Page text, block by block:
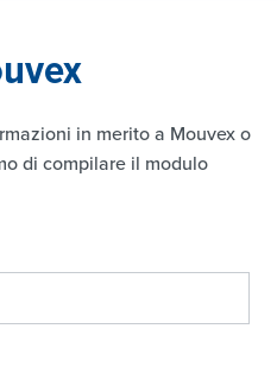
in merito a Mouvex o
di compilare il modulo